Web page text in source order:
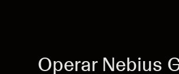
Operar Nebius